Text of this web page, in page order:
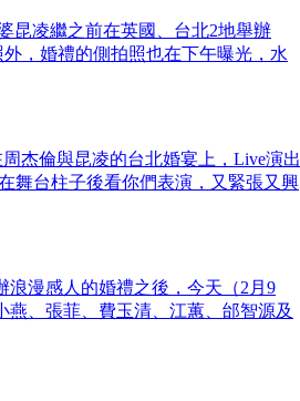
昆凌繼之前在英國、台北2地舉辦
，婚禮的側拍照也在下午曝光，水
杰倫與昆凌的台北婚宴上，Live演出
舞台柱子後看你們表演，又緊張又興
浪漫感人的婚禮之後，今天（2月9
、張菲、費玉清、江蕙、邰智源及